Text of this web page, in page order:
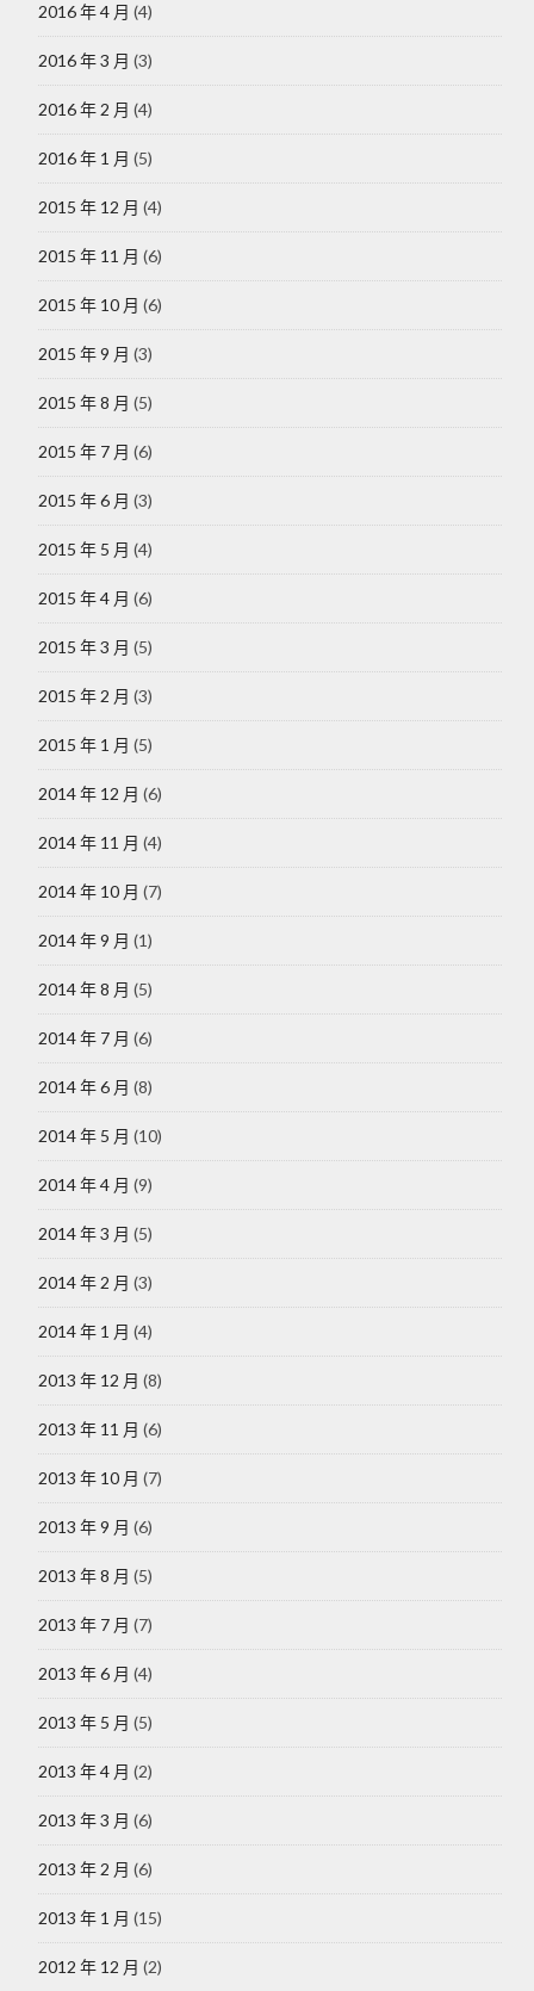
2016 年 4 月 (4)
2016 年 3 月 (3)
2016 年 2 月 (4)
2016 年 1 月 (5)
2015 年 12 月 (4)
2015 年 11 月 (6)
2015 年 10 月 (6)
2015 年 9 月 (3)
2015 年 8 月 (5)
2015 年 7 月 (6)
2015 年 6 月 (3)
2015 年 5 月 (4)
2015 年 4 月 (6)
2015 年 3 月 (5)
2015 年 2 月 (3)
2015 年 1 月 (5)
2014 年 12 月 (6)
2014 年 11 月 (4)
2014 年 10 月 (7)
2014 年 9 月 (1)
2014 年 8 月 (5)
2014 年 7 月 (6)
2014 年 6 月 (8)
2014 年 5 月 (10)
2014 年 4 月 (9)
2014 年 3 月 (5)
2014 年 2 月 (3)
2014 年 1 月 (4)
2013 年 12 月 (8)
2013 年 11 月 (6)
2013 年 10 月 (7)
2013 年 9 月 (6)
2013 年 8 月 (5)
2013 年 7 月 (7)
2013 年 6 月 (4)
2013 年 5 月 (5)
2013 年 4 月 (2)
2013 年 3 月 (6)
2013 年 2 月 (6)
2013 年 1 月 (15)
2012 年 12 月 (2)